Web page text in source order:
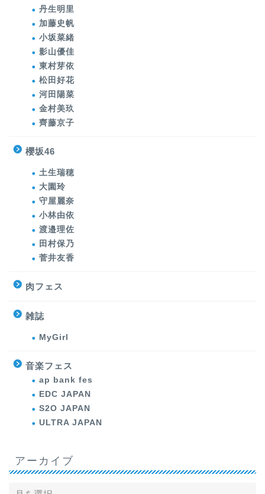
丹生明里
加藤史帆
小坂菜緒
影山優佳
東村芽依
松田好花
河田陽菜
金村美玖
齊藤京子
櫻坂46
土生瑞穂
大園玲
守屋麗奈
小林由依
渡邉理佐
田村保乃
菅井友香
肉フェス
雑誌
MyGirl
音楽フェス
ap bank fes
EDC JAPAN
S2O JAPAN
ULTRA JAPAN
アーカイブ